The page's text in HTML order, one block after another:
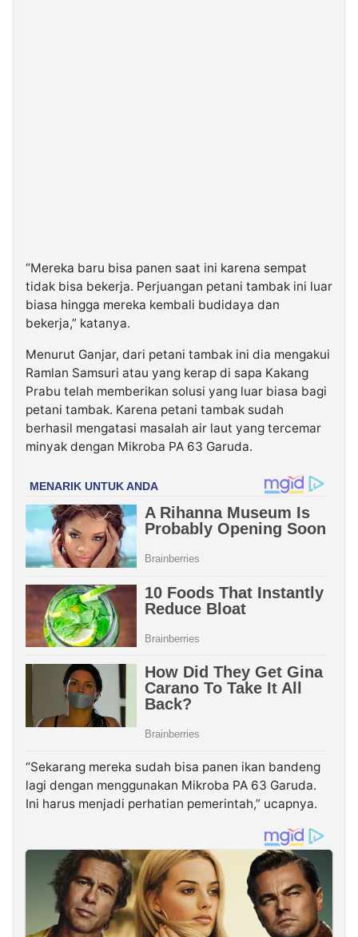
“Mereka baru bisa panen saat ini karena sempat
tidak bisa bekerja. Perjuangan petani tambak ini luar
biasa hingga mereka kembali budidaya dan
bekerja,” katanya.
Menurut Ganjar, dari petani tambak ini dia mengakui
Ramlan Samsuri atau yang kerap di sapa Kakang
Prabu telah memberikan solusi yang luar biasa bagi
petani tambak. Karena petani tambak sudah
berhasil mengatasi masalah air laut yang tercemar
minyak dengan Mikroba PA 63 Garuda.
“Sekarang mereka sudah bisa panen ikan bandeng
lagi dengan menggunakan Mikroba PA 63 Garuda.
Ini harus menjadi perhatian pemerintah,” ucapnya.